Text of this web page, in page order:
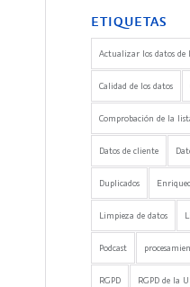
ETIQUETAS
Actualizar los datos de
Calidad de los datos
Comprobación de la
Datos de cliente
Duplicados
Limpieza de datos
Podcast
RGPD RGPD de la